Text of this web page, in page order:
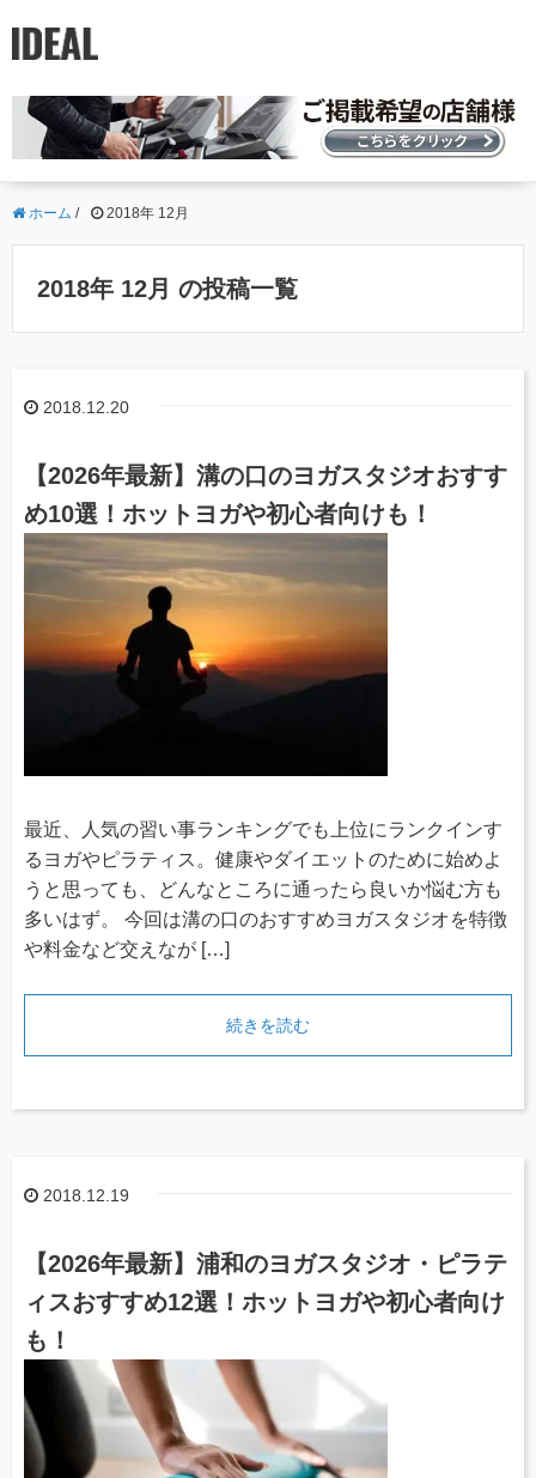
ホーム / 2018年 12月
2018年 12月 の投稿一覧
2018.12.20
【2026年最新】溝の口のヨガスタジオおすす
め10選！ホットヨガや初心者向けも！
最近、人気の習い事ランキングでも上位にランクインす
るヨガやピラティス。健康やダイエットのために始めよ
うと思っても、どんなところに通ったら良いか悩む方も
多いはず。 今回は溝の口のおすすめヨガスタジオを特徴
や料金など交えなが […]
続きを読む
2018.12.19
【2026年最新】浦和のヨガスタジオ・ピラテ
ィスおすすめ12選！ホットヨガや初心者向け
も！